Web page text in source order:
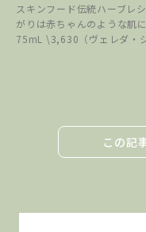
スキンフード伝統ハーブレ
がりは赤ちゃんのような肌
75mL \3,630（ヴェレダ・
この記